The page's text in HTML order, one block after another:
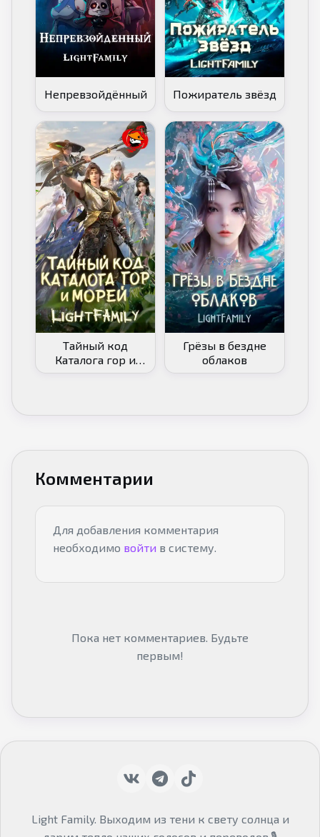
Непревзойдённый Пожиратель звёзд
Тайный код
Каталога гор и
морей
Грёзы в бездне
облаков
Комментарии
Для добавления комментария
необходимо войти в систему.
Пока нет комментариев. Будьте
первым!
Light Family. Выходим из тени к свету солнца и